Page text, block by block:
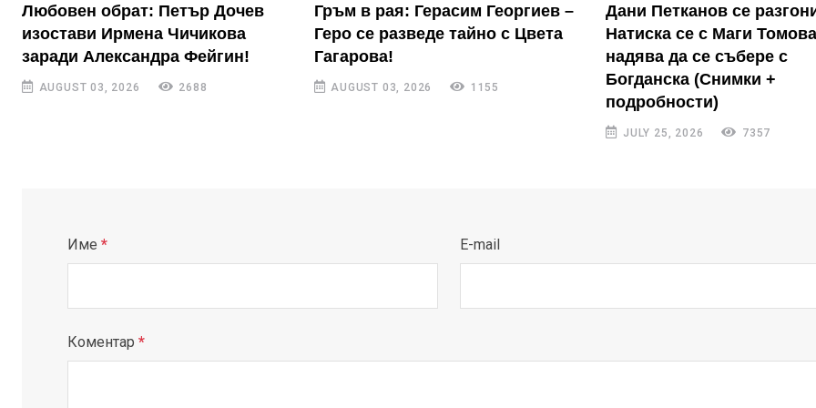
Любовен обрат: Петър Дочев
изостави Ирмена Чичикова
заради Александра Фейгин!
AUGUST 03, 2026 2688
Гръм в рая: Герасим Георгиев –
Геро се разведе тайно с Цвета
Гагарова!
AUGUST 03, 2026 1155
Дани Петканов се
Натиска се с Маги
надява да се събере с
Богданска (Снимки +
подробности)
JULY 25, 2026 7357
Име * E-mail
Коментар *